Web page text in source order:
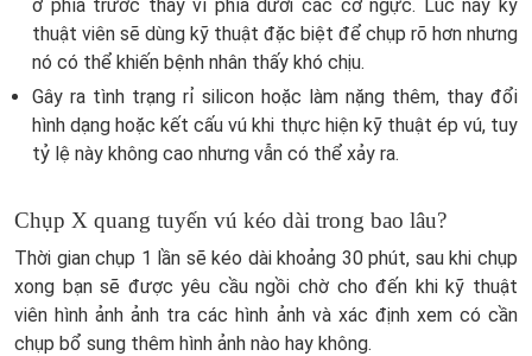
ở phía trước thay vì phía dưới các cơ ngực. Lúc này kỹ
thuật viên sẽ dùng kỹ thuật đặc biệt để chụp rõ hơn nhưng
nó có thể khiến bệnh nhân thấy khó chịu.
Gây ra tình trạng rỉ silicon hoặc làm nặng thêm, thay đổi
hình dạng hoặc kết cấu vú khi thực hiện kỹ thuật ép vú, tuy
tỷ lệ này không cao nhưng vẫn có thể xảy ra.
Chụp X quang tuyến vú kéo dài trong bao lâu?
Thời gian chụp 1 lần sẽ kéo dài khoảng 30 phút, sau khi chụp
xong bạn sẽ được yêu cầu ngồi chờ cho đến khi kỹ thuật
viên hình ảnh ảnh tra các hình ảnh và xác định xem có cần
chụp bổ sung thêm hình ảnh nào hay không.